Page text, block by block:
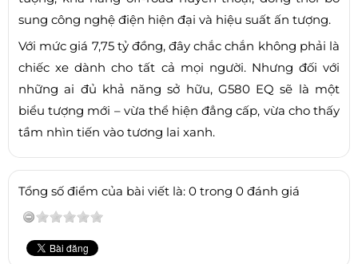
sung công nghệ điện hiện đại và hiệu suất ấn tượng.
Với mức giá 7,75 tỷ đồng, đây chắc chắn không phải là
chiếc xe dành cho tất cả mọi người. Nhưng đối với
những ai đủ khả năng sở hữu, G580 EQ sẽ là một
biểu tượng mới – vừa thể hiện đẳng cấp, vừa cho thấy
tầm nhìn tiến vào tương lai xanh.
Tổng số điểm của bài viết là: 0 trong 0 đánh giá